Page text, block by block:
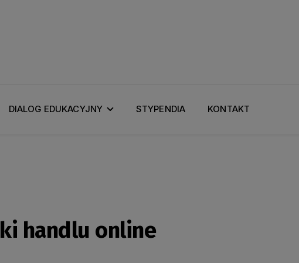
DIALOG EDUKACYJNY STYPENDIA KONTAKT
handlu online